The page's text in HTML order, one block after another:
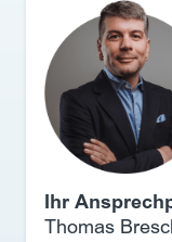
Ihr
Thomas